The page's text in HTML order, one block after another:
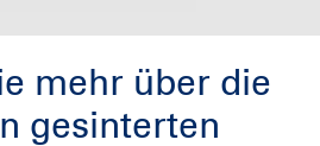
mehr über die
gesinterten